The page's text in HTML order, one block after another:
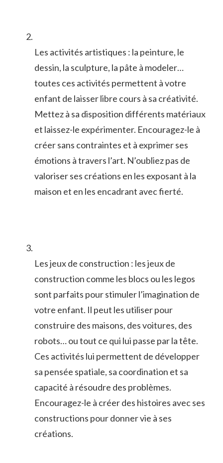
Les activités artistiques :‌ la‍ peinture,⁣ le
dessin, la​ sculpture, la pâte ⁣à modeler…​
toutes ces activités⁣ permettent ⁣à⁣ votre
enfant de laisser‌ libre⁢ cours‍ à sa créativité.
Mettez ⁢à ‌sa ​disposition différents matériaux
et⁣ laissez-le expérimenter. Encouragez-le ‍à
créer ​sans contraintes ⁢et ‍à exprimer ⁣ses
émotions à travers⁤ l’art.​ N’oubliez pas de
valoriser ses créations​ en les‍ exposant à la
maison⁣ et en les encadrant avec fierté.
Les ⁢jeux de construction : les jeux de
construction comme les⁣ blocs ou les legos
⁢sont parfaits pour stimuler l’imagination de
votre‍ enfant.⁤ Il peut les utiliser pour
construire des maisons,⁤ des ⁣voitures, des
robots… ou tout ce qui lui passe‌ par la tête.
Ces activités lui permettent de développer
sa pensée spatiale, sa coordination et sa
capacité⁤ à‌ résoudre des problèmes.
Encouragez-le​ à ‍créer⁣ des histoires avec ​ses
constructions pour ⁤donner⁣ vie à‍ ses
créations.